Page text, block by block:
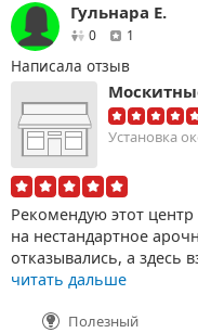
Гульнара Е.
0друзей1
Написала отзыв
Установка
Рекомендую этот
на нестандартное
отказывались, а здесь
читать дальше
Полезный